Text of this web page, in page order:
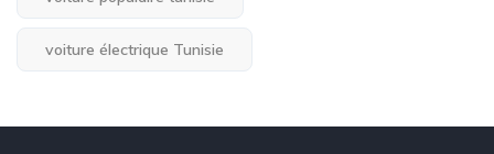
voiture électrique Tunisie